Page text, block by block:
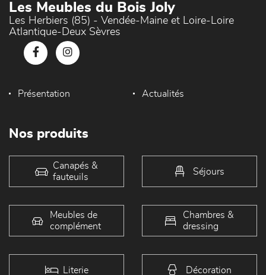
Les Meubles du Bois Joly
Les Herbiers (85) - Vendée-Maine et Loire-Loire
Atlantique-Deux Sèvres
Présentation Actualités
Nos produits
Canapés &
fauteuils
Séjours
Meubles de
complément
Chambres &
dressing
Literie Décoration